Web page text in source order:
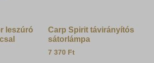
leszúró
Carp Spirit távirányítós
sátorlámpa
7 370 Ft